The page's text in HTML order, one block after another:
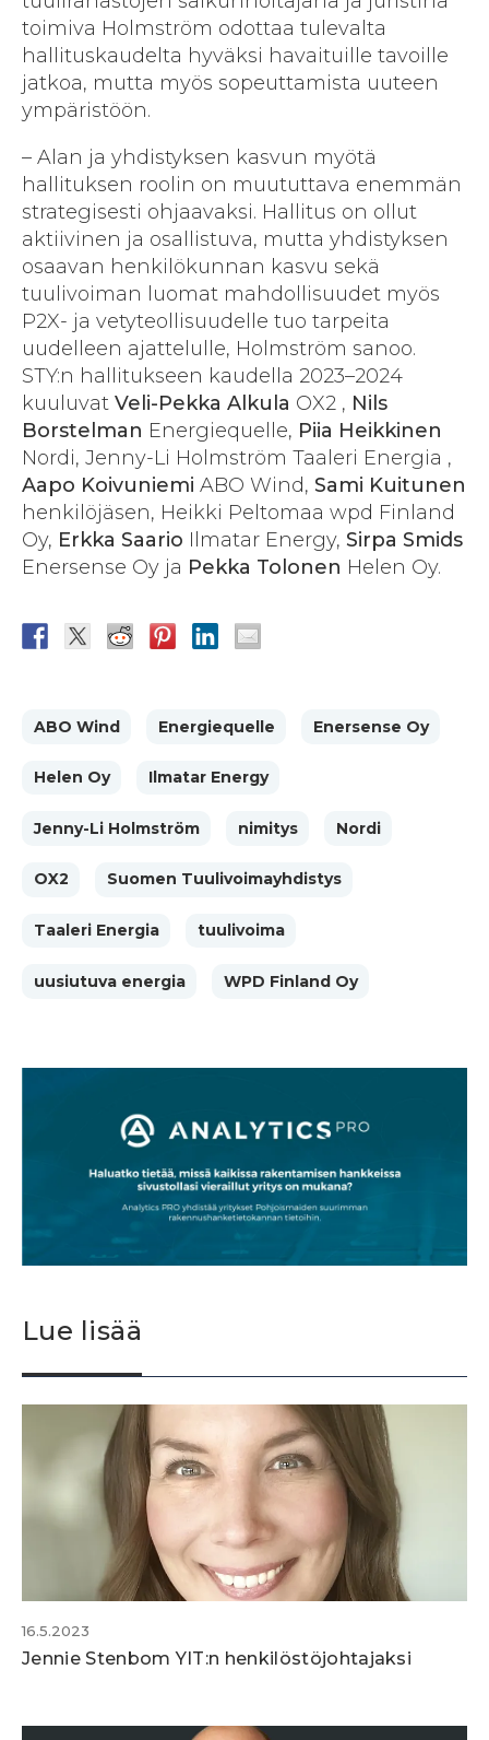
toimiva Holmström odottaa tulevalta
hallituskaudelta hyväksi havaituille tavoille
jatkoa, mutta myös sopeuttamista uuteen
ympäristöön.
– Alan ja yhdistyksen kasvun myötä
hallituksen roolin on muututtava enemmän
strategisesti ohjaavaksi. Hallitus on ollut
aktiivinen ja osallistuva, mutta yhdistyksen
osaavan henkilökunnan kasvu sekä
tuulivoiman luomat mahdollisuudet myös
P2X- ja vetyteollisuudelle tuo tarpeita
uudelleen ajattelulle, Holmström sanoo.
STY:n hallitukseen kaudella 2023–2024
kuuluvat Veli-Pekka Alkula OX2 , Nils
Borstelman Energiequelle, Piia Heikkinen
Nordi, Jenny-Li Holmström Taaleri Energia ,
Aapo Koivuniemi ABO Wind, Sami Kuitunen
henkilöjäsen, Heikki Peltomaa wpd Finland
Oy, Erkka Saario Ilmatar Energy, Sirpa Smids
Enersense Oy ja Pekka Tolonen Helen Oy.
ABO Wind Energiequelle Enersense Oy
Helen Oy Ilmatar Energy
Jenny-Li Holmström nimitys Nordi
OX2 Suomen Tuulivoimayhdistys
Taaleri Energia tuulivoima
uusiutuva energia WPD Finland Oy
Lue lisää
16.5.2023
Jennie Stenbom YIT:n henkilöstöjohtajaksi